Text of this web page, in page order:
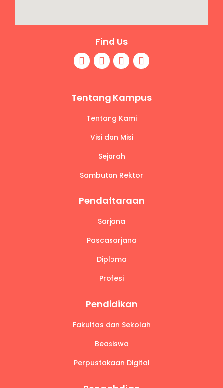
Find Us
Tentang Kampus
Tentang Kami
Visi dan Misi
Sejarah
Sambutan Rektor
Pendaftaraan
Sarjana
Pascasarjana
Diploma
Profesi
Pendidikan
Fakultas dan Sekolah
Beasiswa
Perpustakaan Digital